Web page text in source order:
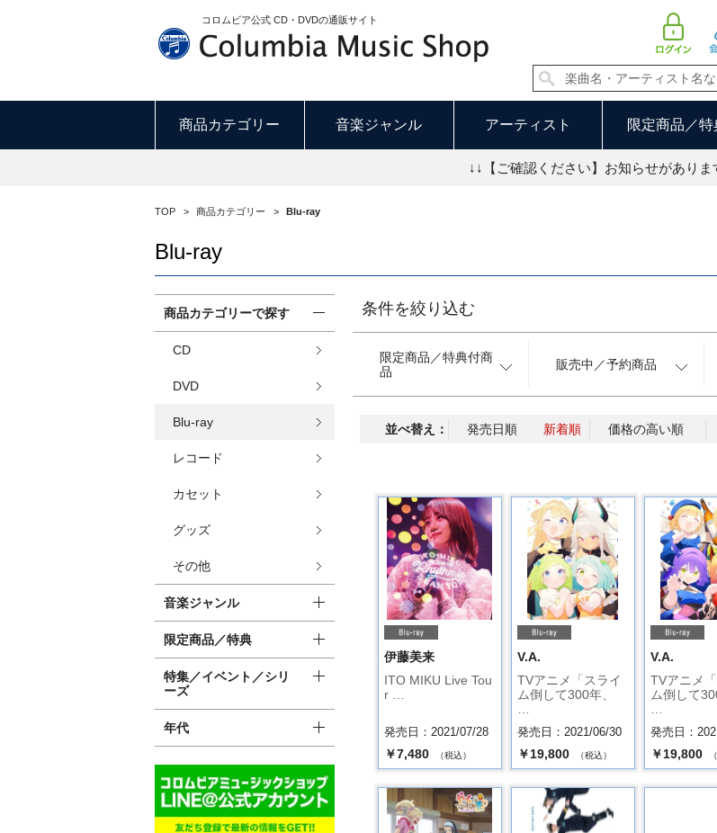
コロムビア公式 CD・DVDの通販サイト
商品カテゴリー 音楽ジャンル アーティスト 限定商品／特
↓↓【ご確認ください】お知らせがありま
TOP > 商品カテゴリー > Blu-ray
Blu-ray
条件を絞り込む
限定商品／特典付商
品
販売中／予約商品
並べ替え： 発売日順 新着順 価格の高い順
伊藤美来
ITO MIKU Live Tou
r …
発売日：2021/07/28
￥7,480 （税込）
V.A.
TVアニメ「スライ
ム倒して300年、
発売日：2021/06/30
￥19,800 （税込）
V.A.
TVアニメ
ム倒して
発売日：
￥19,800
商品カテゴリーで探す
CD
DVD
Blu-ray
レコード
カセット
グッズ
その他
音楽ジャンル
限定商品／特典
特集／イベント／シリ
ーズ
年代